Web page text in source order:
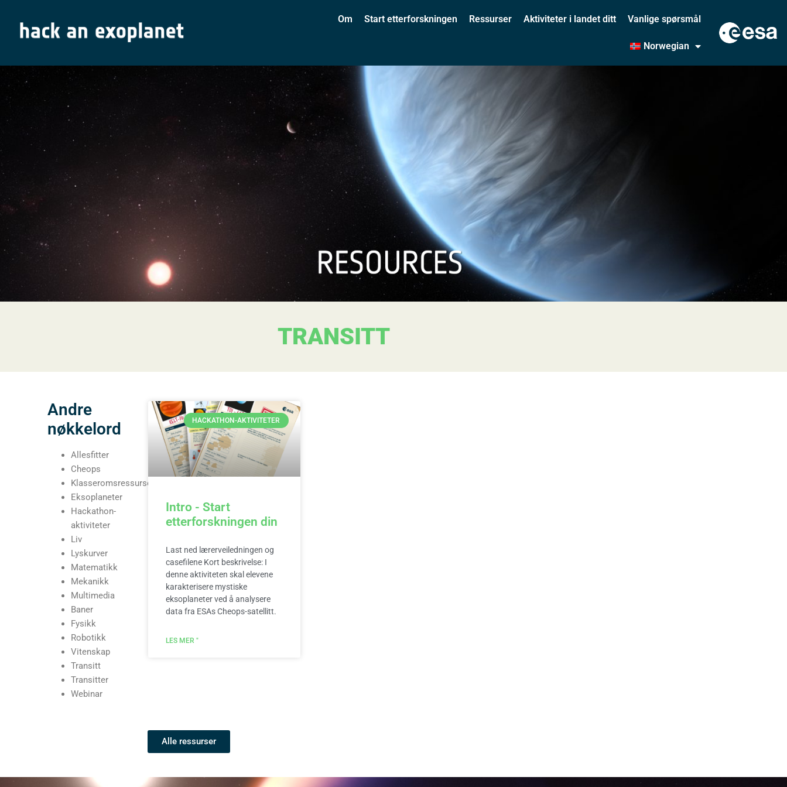
Om Start etterforskningen Ressurser Aktiviteter i landet ditt Vanlige spørsmål
Norwegian
TRANSITT
Andre
nøkkelord
Allesfitter
Cheops
Klasseromsressurser
Eksoplaneter
Hackathon-
aktiviteter
Liv
Lyskurver
Matematikk
Mekanikk
Multimedia
Baner
Fysikk
Robotikk
Vitenskap
Transitt
Transitter
Webinar
HACKATHON-AKTIVITETER
Intro - Start
etterforskningen din
Last ned lærerveiledningen og
casefilene Kort beskrivelse: I
denne aktiviteten skal elevene
karakterisere mystiske
eksoplaneter ved å analysere
data fra ESAs Cheops-satellitt.
LES MER "
Alle ressurser